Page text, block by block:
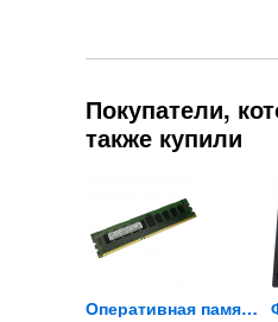
Покупатели,
также купили
Оперативная память Samsung...